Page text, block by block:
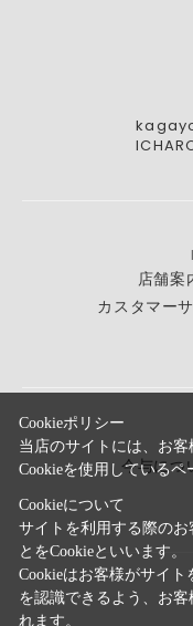
店舗案
カスタマー
今与につ
Cookieポリシー
当店のサイトには、お客
Cookieを使用している
Cookieについて
サイトを利用する際のお
とをCookieといいます。
Cookieはお客様がサイ
を認識できるよう、お
れます。